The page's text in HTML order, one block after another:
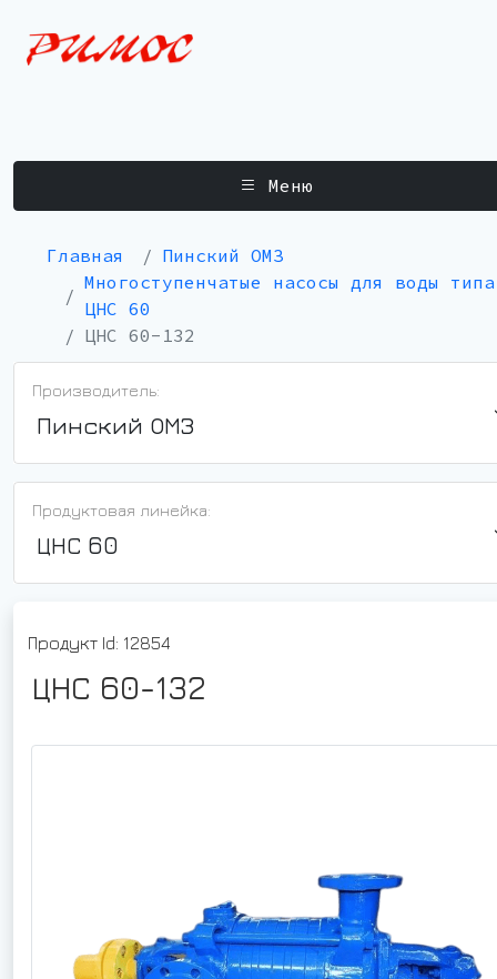
Меню
Главная
Пинский ОМЗ
Многоступенчатые насосы для воды типа
ЦНС 60
ЦНС 60-132
Производитель:
Пинский ОМЗ
Продуктовая линейка:
ЦНС 60
Продукт Id: 12854
ЦНС 60-132